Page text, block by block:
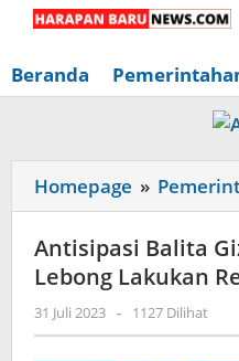
Lewati
konten
Beranda
Homepage »
Antisipasi Balita
Lebong Lakukan
31 Juli 2023 oleh
Redaksi
- 1127 Dilihat